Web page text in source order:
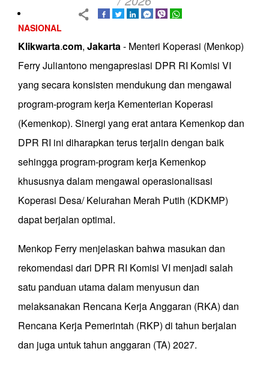
NASIONAL
Klikwarta.com, Jakarta- Menteri Koperasi (Menkop)
Ferry Juliantono mengapresiasi DPR RI Komisi VI
yang secara konsisten mendukung dan mengawal
program-program kerja Kementerian Koperasi
(Kemenkop). Sinergi yang erat antara Kemenkop dan
DPR RI ini diharapkan terus terjalin dengan baik
sehingga program-program kerja Kemenkop
khususnya dalam mengawal operasionalisasi
Koperasi Desa/ Kelurahan Merah Putih (KDKMP)
dapat berjalan optimal.
Menkop Ferry menjelaskan bahwa masukan dan
rekomendasi dari DPR RI Komisi VI menjadi salah
satu panduan utama dalam menyusun dan
melaksanakan Rencana Kerja Anggaran (RKA) dan
Rencana Kerja Pemerintah (RKP) di tahun berjalan
dan juga untuk tahun anggaran (TA) 2027.